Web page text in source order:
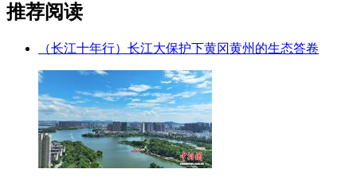
推荐阅读
（长江十年行）长江大保护下黄冈黄州的生态答卷